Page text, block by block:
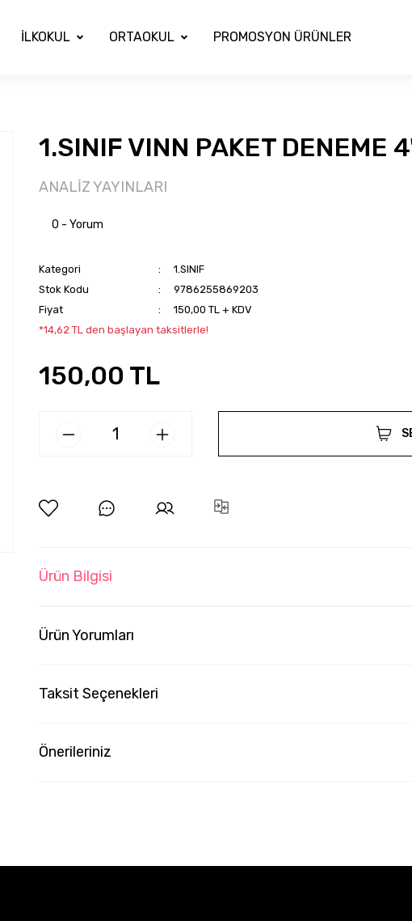
İLKOKUL ORTAOKUL PROMOSYON ÜRÜNLER
1.SINIF VINN PAKET DENEME
ANALİZ YAYINLARI
0 - Yorum
Kategori
1.SINIF
Stok Kodu
9786255869203
Fiyat
150,00 TL + KDV
*14,62 TL den başlayan taksitlerle!
150,00 TL
Ürün Bilgisi
Ürün Yorumları
Taksit Seçenekleri
Önerileriniz